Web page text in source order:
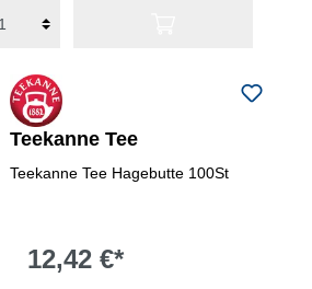
Teekanne Tee
Teekanne Tee Hagebutte 100St
12,42 €*